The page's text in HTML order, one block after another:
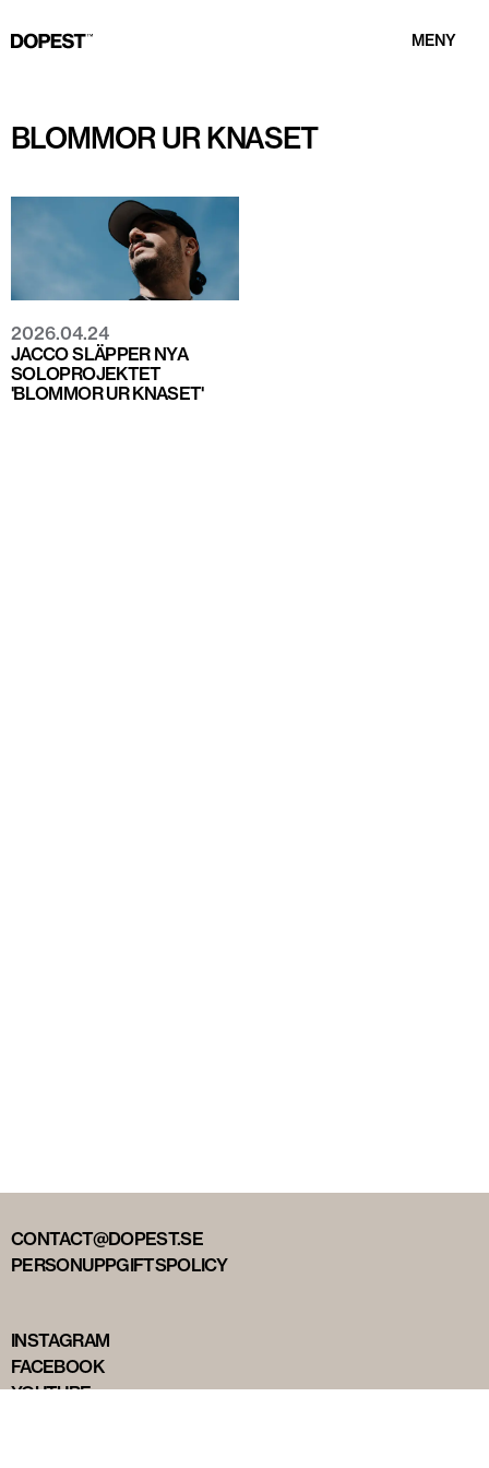
MENY
BLOMMOR UR KNASET
2026.04.24
JACCO SLÄPPER NYA
SOLOPROJEKTET
'BLOMMOR UR KNASET'
CONTACT@DOPEST.SE
PERSONUPPGIFTSPOLICY
INSTAGRAM
FACEBOOK
YOUTUBE